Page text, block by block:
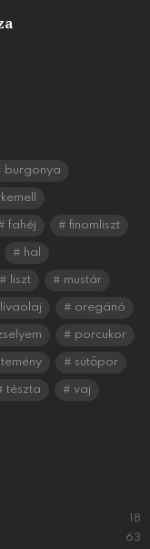
burgonya
fahéj finomliszt
hal
liszt mustár
oregánó
porcukor
sütőpor
tészta vaj
18
63